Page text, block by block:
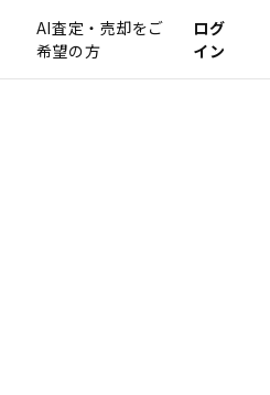
AI査定・売却をご
希望の方
ログ
イン